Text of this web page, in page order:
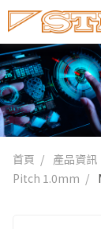
首頁 產品資訊
Pitch 1.0mm